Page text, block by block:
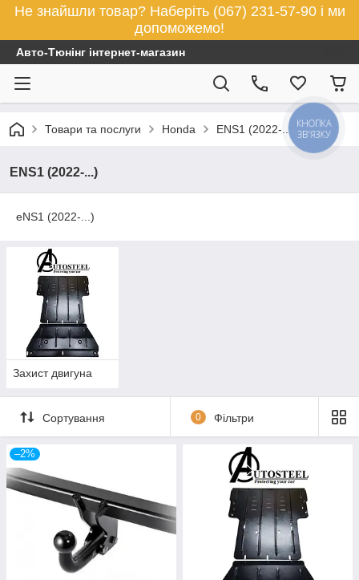
Не знайшли товар? Наберіть (067) 231-57-90 і ми
допоможемо!
Авто-Тюнінг інтернет-магазин
Товари та послуги Honda ENS1 (2022-...)
ENS1 (2022-...)
eNS1 (2022-...)
Захист двигуна
Сортування 0 Фільтри
–2%
КНОПКА
ЗВ'ЯЗКУ